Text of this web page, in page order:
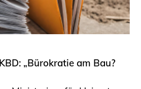
„Bürokratie am Bau?